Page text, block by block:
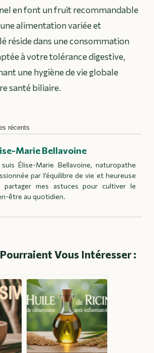
en font un fruit recommandable
alimentation variée et
réside dans une consommation
à votre tolérance digestive,
une hygiène de vie globale
santé biliaire.
récents
Marie Bellavoine
suis Élise-Marie Bellavoine, naturopathe
par l’équilibre de vie et heureuse
partager mes astuces pour cultiver le
être au quotidien.
Vous Intéresser :